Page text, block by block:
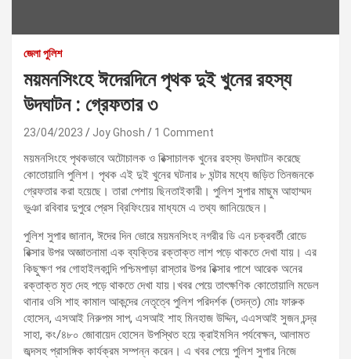
জেলা পুলিশ
ময়মনসিংহে ঈদেরদিনে পৃথক দুই খুনের রহস্য
উদঘাটন : গ্রেফতার ৩
23/04/2023 Joy Ghosh 1 Comment
ময়মনসিংহে পৃথকভাবে অটোচালক ও রিক্সাচালক খুনের রহস্য উদঘাটন করেছে
কোতোয়ালি পুলিশ। পৃথক এই দুই খুনের ঘটনার ৮ ঘন্টার মধ্যে জড়িত তিনজনকে
গ্রেফতার করা হয়েছে। তারা পেশায় ছিনতাইকারী। পুলিশ সুপার মাছুম আহাম্মদ
ভুঞা রবিবার দুপুরে প্রেস ব্রিফিংয়ের মাধ্যমে এ তথ্য জানিয়েছেন।
পুলিশ সুপার জানান, ঈদের দিন ভোরে ময়মনসিংহ নগরীর ডি এন চক্রবর্তী রোডে
রিক্সার উপর অজ্ঞাতনামা এক ব্যক্তির রক্তাক্ত লাশ পড়ে থাকতে দেখা যায়। এর
কিছুক্ষণ পর গোহাইলকান্দি পশ্চিমপাড়া রাস্তার উপর রিক্সার পাশে আরেক অনের
রক্তাক্ত মৃত দেহ পড়ে থাকতে দেখা যায়।খবর পেয়ে তাৎক্ষণিক কোতোয়ালি মডেল
থানার ওসি শাহ কামাল আকন্দের নেতৃত্বে পুলিশ পরিদর্শক (তদন্ত) মোঃ ফারুক
হোসেন, এসআই নিরুপম সাপ, এসআই শাহ মিনহাজ উদ্দিন, এএসআই সুজন চন্দ্র
সাহা, কং/৪৮০ জোবায়েদ হোসেন উপস্থিত হয়ে ক্রাইমসিন পর্যবেক্ষন, আলামত
জব্দসহ প্রাসঙ্গিক কার্যক্রম সম্পন্ন করেন। এ খবর পেয়ে পুলিশ সুপার নিজে